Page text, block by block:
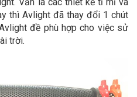
thì Avlight đã thay đổi 1 chút
đề phù hợp cho việc sử
trời.